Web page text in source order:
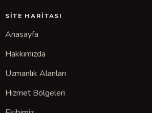
SITE HARITASI
Anasayfa
Hakkımızda
Uzmanlık Alanları
Hizmet Bölgeleri